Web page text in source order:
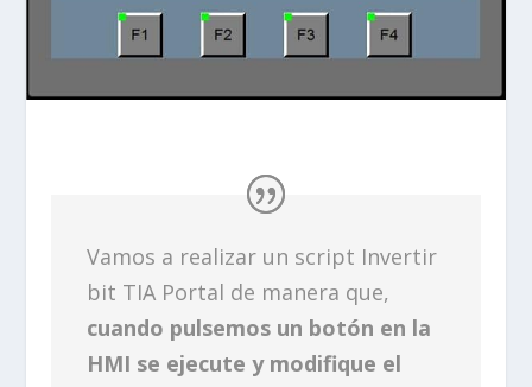
Vamos a realizar un script Invertir
bit TIA Portal de manera que,
cuando pulsemos un botón en la
HMI se ejecute y modifique el